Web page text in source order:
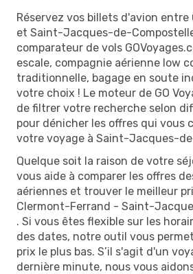
Réservez vos billets d'avion
et Saint-Jacques-de-
comparateur de vols
escale, compagnie aérienne low
traditionnelle, bagage en soute
votre choix ! Le moteur de GO
de filtrer votre recherche selon
pour dénicher les offres qui vous
votre voyage à Saint-Jacques-
Quelque soit la raison de votre
vous aide à comparer les offres
aériennes et trouver le meilleur
Clermont-Ferrand - Saint-
. Si vous êtes flexible sur les
des dates, notre outil vous
prix le plus bas. S’il s'agit d'un
dernière minute, nous vous